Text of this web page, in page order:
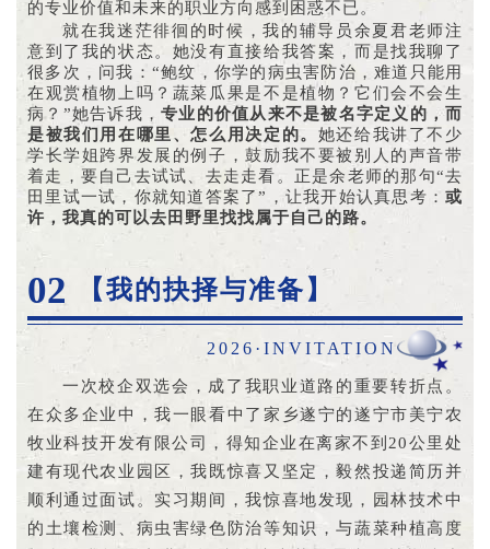
的专业价值和未来的职业方向感到困惑不已。
就在我迷茫徘徊的时候，我的辅导员余夏君老师注
意到了我的状态。她没有直接给我答案，而是找我聊了
很多次，问我：“鲍纹，你学的病虫害防治，难道只能用
在观赏植物上吗？蔬菜瓜果是不是植物？它们会不会生
病？”她告诉我， 专业的价值从来不是被名字定义的，而
是被我们用在哪里、怎么用决定的。 她还给我讲了不少
学长学姐跨界发展的例子，鼓励我不要被别人的声音带
着走，要自己去试试、去走走看。正是余老师的那句“去
田里试一试，你就知道答案了”，让我开始认真思考： 或
许，我真的可以去田野里找找属于自己的路。
02 【我的抉择与准备】
2026·INVITATION
一次校企双选会，成了我职业道路的重要转折点。
在众多企业中，我一眼看中了家乡遂宁的遂宁市美宁农
牧业科技开发有限公司，得知企业在离家不到20公里处
建有现代农业园区，我既惊喜又坚定，毅然投递简历并
顺利通过面试。实习期间，我惊喜地发现，园林技术中
的土壤检测、病虫害绿色防治等知识，与蔬菜种植高度